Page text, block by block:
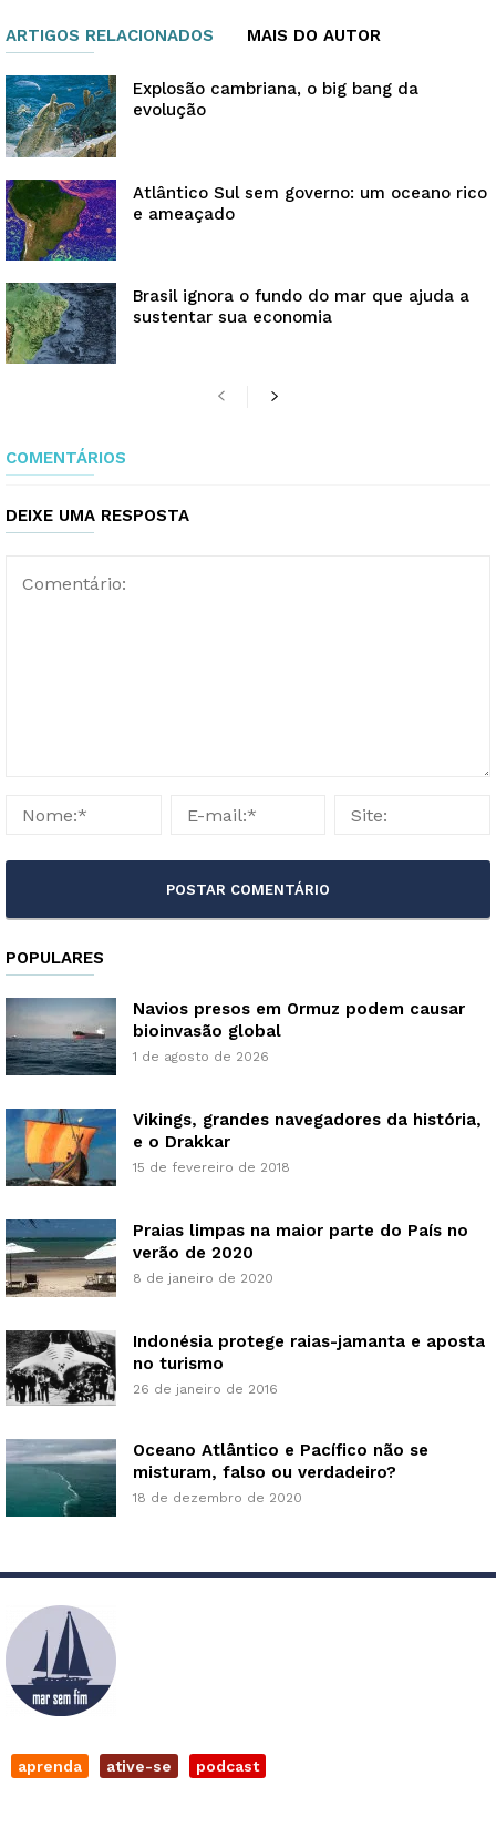
ARTIGOS RELACIONADOS MAIS DO AUTOR
Explosão cambriana, o big bang da
evolução
Atlântico Sul sem governo: um oceano rico
e ameaçado
Brasil ignora o fundo do mar que ajuda a
sustentar sua economia
COMENTÁRIOS
DEIXE UMA RESPOSTA
POPULARES
Navios presos em Ormuz podem causar
bioinvasão global
1 de agosto de 2026
Vikings, grandes navegadores da história,
e o Drakkar
15 de fevereiro de 2018
Praias limpas na maior parte do País no
verão de 2020
8 de janeiro de 2020
Indonésia protege raias-jamanta e aposta
no turismo
26 de janeiro de 2016
Oceano Atlântico e Pacífico não se
misturam, falso ou verdadeiro?
18 de dezembro de 2020
aprenda ative-se podcast